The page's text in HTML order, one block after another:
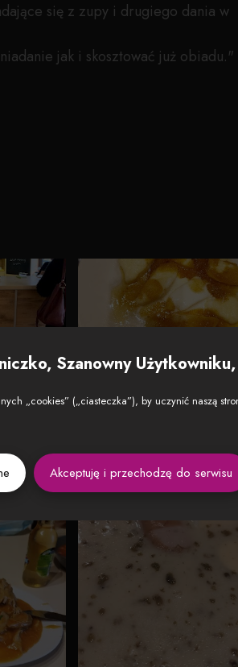
się z zupy i drugiego dania w
jak i skosztować już obiadu."
Szanowny Użytkowniku,
„cookies” („ciasteczka”), by uczynić naszą
Akceptuję i przechodzę do serwisu